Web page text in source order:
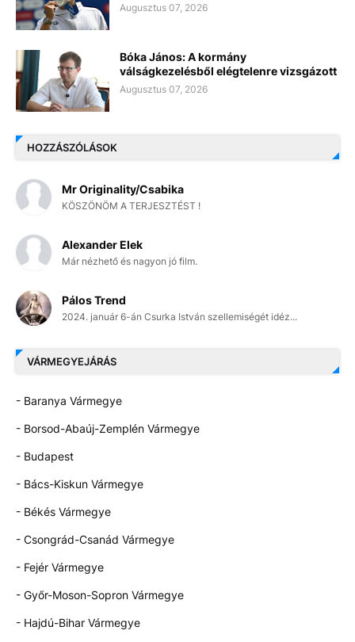
Augusztus 07, 2026
Bóka János: A kormány
válságkezelésből elégtelenre vizsgázott
Augusztus 07, 2026
HOZZÁSZÓLÁSOK
Mr Originality/Csabika
KÖSZÖNÖM A TERJESZTÉST !
Alexander Elek
Már nézhető és nagyon jó film.
Pálos Trend
2024. január 6-án Csurka István szellemiségét idéz...
VÁRMEGYEJÁRÁS
- Baranya Vármegye
- Borsod-Abaúj-Zemplén Vármegye
- Budapest
- Bács-Kiskun Vármegye
- Békés Vármegye
- Csongrád-Csanád Vármegye
- Fejér Vármegye
- Győr-Moson-Sopron Vármegye
- Hajdú-Bihar Vármegye